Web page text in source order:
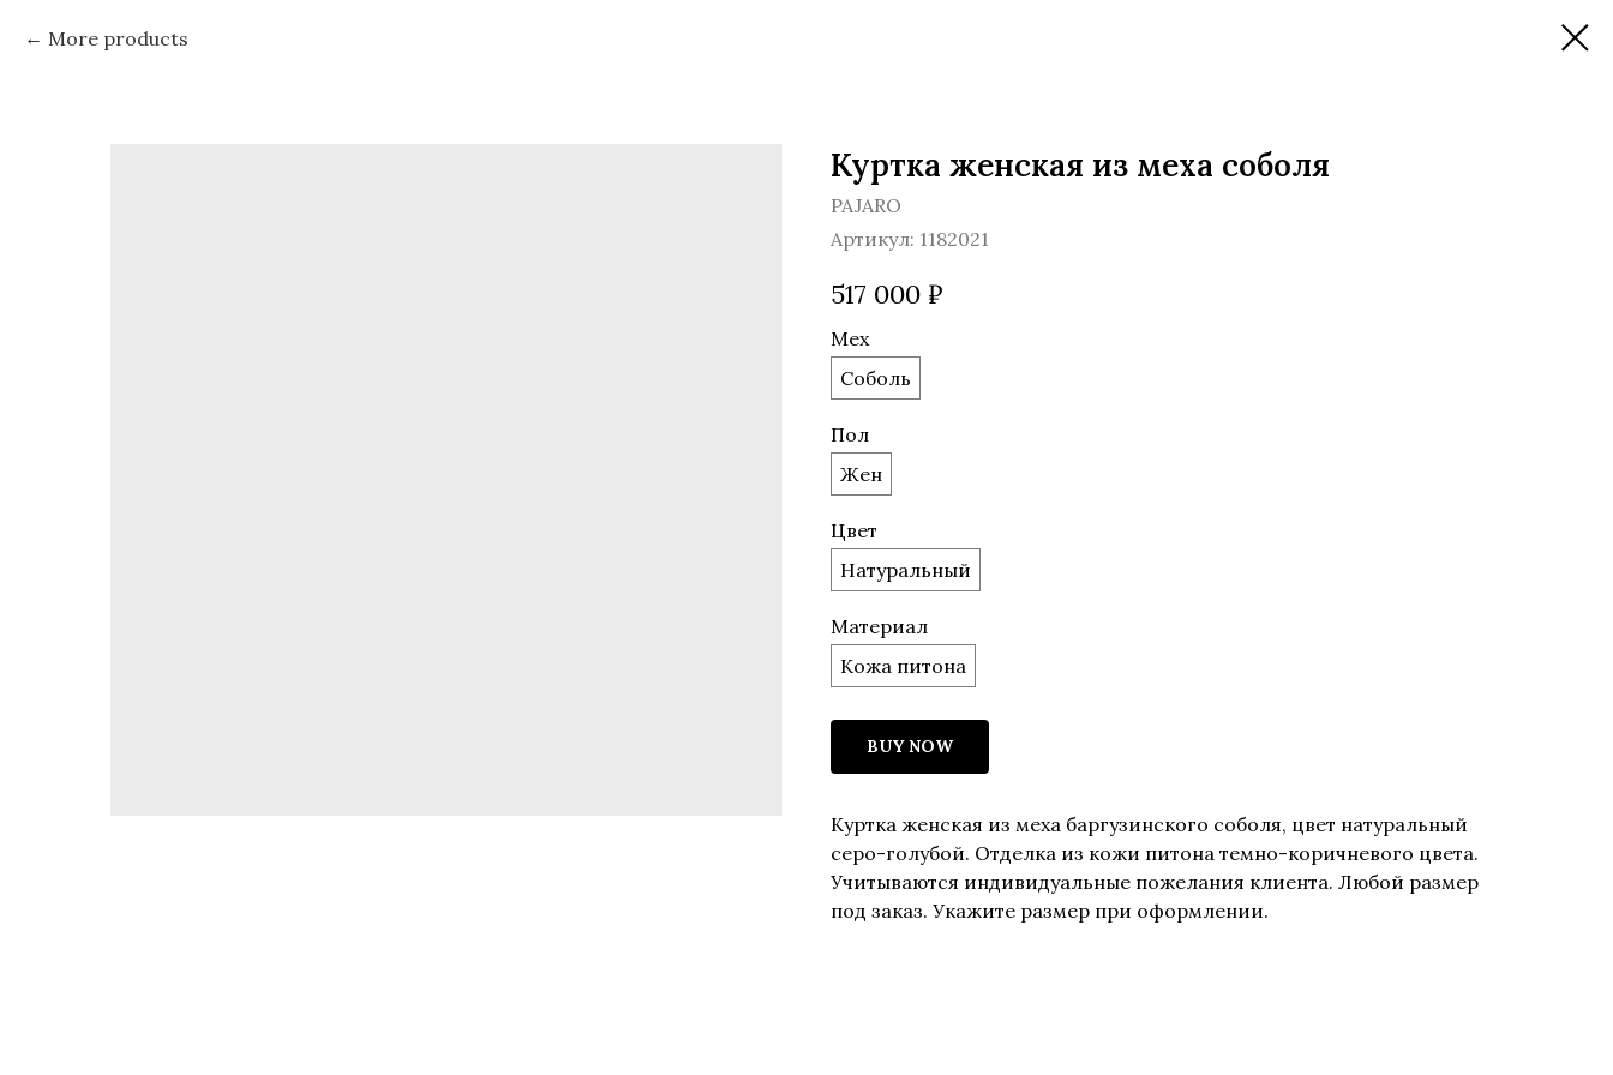
More products
Куртка женская из меха соболя
PAJARO
Артикул: 1182021
517 000 ₽
Мех
Соболь
Пол
Жен
Цвет
Натуральный
Материал
Кожа питона
BUY NOW
Куртка женская из меха баргузинского соболя, цвет натуральный
серо-голубой. Отделка из кожи питона темно-коричневого цвета.
Учитываются индивидуальные пожелания клиента. Любой размер
под заказ. Укажите размер при оформлении.